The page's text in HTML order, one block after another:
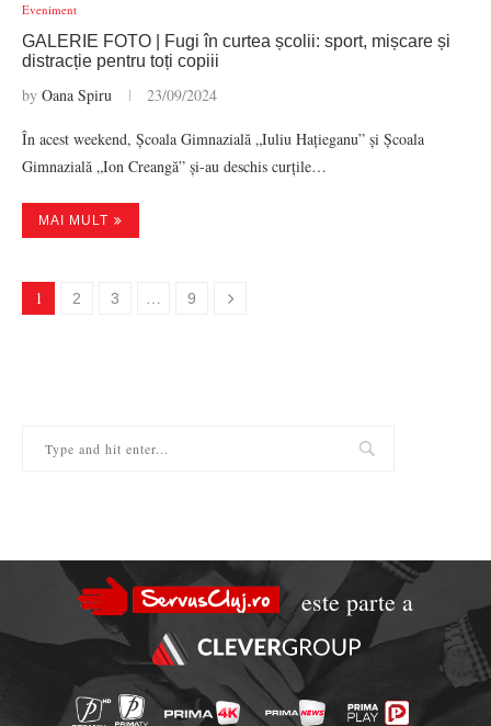
Eveniment
GALERIE FOTO | Fugi în curtea școlii: sport, mișcare și
distracție pentru toți copiii
by Oana Spiru 23/09/2024
În acest weekend, Școala Gimnazială „Iuliu Hațieganu” și Școala
Gimnazială „Ion Creangă” și-au deschis curțile…
MAI MULT
1 2 3 … 9
este parte a